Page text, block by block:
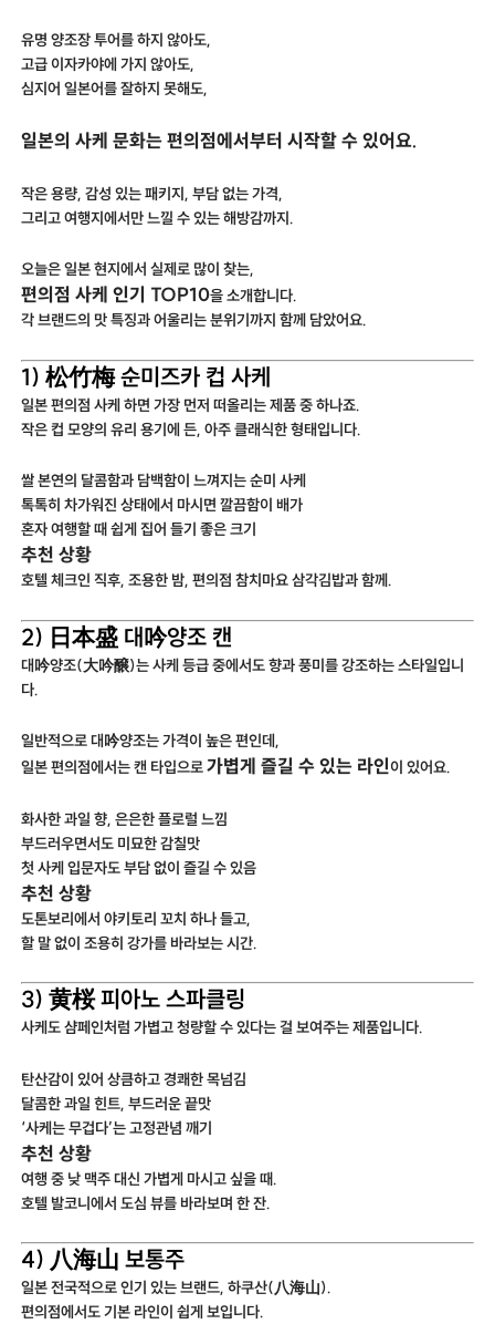
유명 양조장 투어를 하지 않아도,
고급 이자카야에 가지 않아도,
심지어 일본어를 잘하지 못해도,
일본의 사케 문화는 편의점에서부터 시작할 수 있어요.
작은 용량, 감성 있는 패키지, 부담 없는 가격,
그리고 여행지에서만 느낄 수 있는 해방감까지.
오늘은 일본 현지에서 실제로 많이 찾는,
편의점 사케 인기 TOP10을 소개합니다.
각 브랜드의 맛 특징과 어울리는 분위기까지 함께 담았어요.
1) 松竹梅 순미즈카 컵 사케
일본 편의점 사케 하면 가장 먼저 떠올리는 제품 중 하나죠.
작은 컵 모양의 유리 용기에 든, 아주 클래식한 형태입니다.
쌀 본연의 달콤함과 담백함이 느껴지는 순미 사케
톡톡히 차가워진 상태에서 마시면 깔끔함이 배가
혼자 여행할 때 쉽게 집어 들기 좋은 크기
추천 상황
호텔 체크인 직후, 조용한 밤, 편의점 참치마요 삼각김밥과 함께.
2) 日本盛 대吟양조 캔
대吟양조(大吟醸)는 사케 등급 중에서도 향과 풍미를 강조하는 스타일입니
다.
일반적으로 대吟양조는 가격이 높은 편인데,
일본 편의점에서는 캔 타입으로가볍게 즐길 수 있는 라인이 있어요.
화사한 과일 향, 은은한 플로럴 느낌
부드러우면서도 미묘한 감칠맛
첫 사케 입문자도 부담 없이 즐길 수 있음
추천 상황
도톤보리에서 야키토리 꼬치 하나 들고,
할 말 없이 조용히 강가를 바라보는 시간.
3) 黄桜 피아노 스파클링
사케도 샴페인처럼 가볍고 청량할 수 있다는 걸 보여주는 제품입니다.
탄산감이 있어 상큼하고 경쾌한 목넘김
달콤한 과일 힌트, 부드러운 끝맛
‘사케는 무겁다’는 고정관념 깨기
추천 상황
여행 중 낮 맥주 대신 가볍게 마시고 싶을 때.
호텔 발코니에서 도심 뷰를 바라보며 한 잔.
4) 八海山 보통주
일본 전국적으로 인기 있는 브랜드, 하쿠산(八海山).
편의점에서도 기본 라인이 쉽게 보입니다.